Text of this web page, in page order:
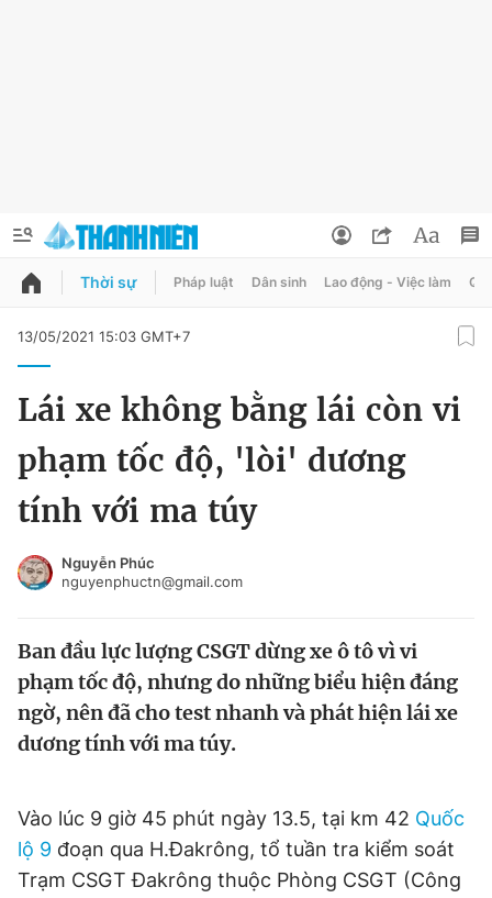
QUẢNG CÁO
Chuyên mục khác
Tin 24h
Video Magazine
Sản phẩm khác
Thông tin tòa soạn Liên hệ quảng cáo
Đổi mật khẩu
Tin đã lưu
Tin đã xem
Đăng xuất
Thời sự Pháp luật Dân sinh Lao động - Việc làm
13/05/2021 15:03 GMT+7
Lái xe không bằng lái còn vi
phạm tốc độ, 'lòi' dương
tính với ma túy
Nguyễn Phúc
nguyenphuctn@gmail.com
Ban đầu lực lượng CSGT dừng xe ô tô vì vi
phạm tốc độ, nhưng do những biểu hiện đáng
ngờ, nên đã cho test nhanh và phát hiện lái xe
dương tính với ma túy.
Vào lúc 9 giờ 45 phút ngày 13.5, tại km 42 Quốc
lộ 9 đoạn qua H.Đakrông, tổ tuần tra kiểm soát
Trạm CSGT Đakrông thuộc Phòng CSGT (Công